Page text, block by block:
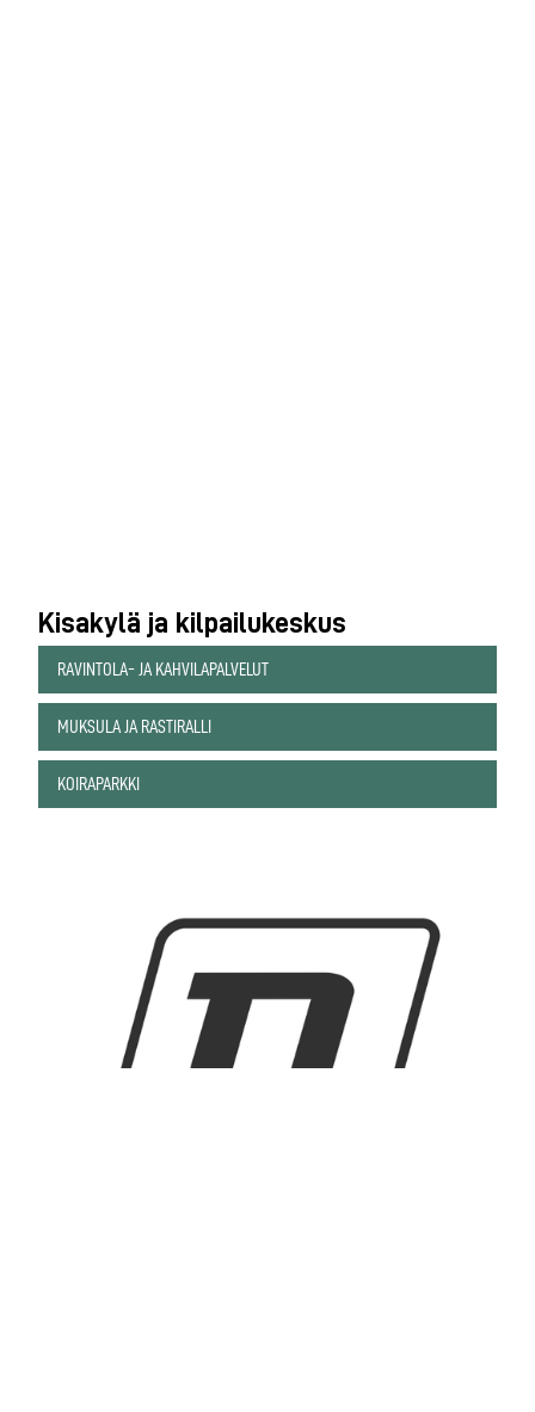
Kisakylä ja kilpailukeskus
RAVINTOLA- JA KAHVILAPALVELUT
MUKSULA JA RASTIRALLI
KOIRAPARKKI